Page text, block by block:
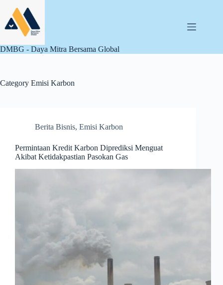
content
DMBG - Daya Mitra Bersama Global
Category Emisi Karbon
Berita Bisnis, Emisi Karbon
Permintaan Kredit Karbon Diprediksi Menguat
Akibat Ketidakpastian Pasokan Gas